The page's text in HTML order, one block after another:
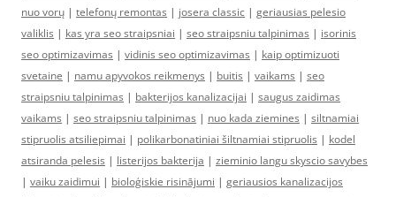
nuo vorų | telefonų remontas | josera classic | geriausias pelesio
valiklis | kas yra seo straipsniai | seo straipsniu talpinimas | isorinis
seo optimizavimas | vidinis seo optimizavimas | kaip optimizuoti
svetaine | namu apyvokos reikmenys | buitis | vaikams | seo
straipsniu talpinimas | bakterijos kanalizacijai | saugus zaidimas
vaikams | seo straipsniu talpinimas | nuo kada ziemines | siltnamiai
stipruolis atsiliepimai | polikarbonatiniai šiltnamiai stipruolis | kodel
atsiranda pelesis | listerijos bakterija | zieminio langu skyscio savybes
| vaiku zaidimui | bioloģiskie risinājumi | geriausios kanalizacijos